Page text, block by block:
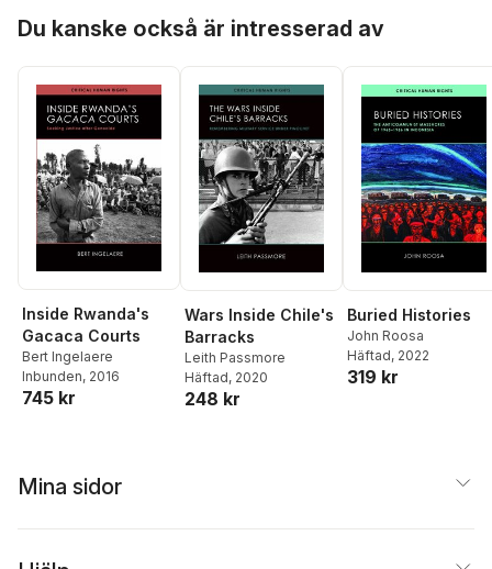
Du kanske också är intresserad av
Inside Rwanda's
Gacaca Courts
Bert Ingelaere
Inbunden, 2016
745 kr
Wars Inside Chile's
Barracks
Leith Passmore
Häftad, 2020
248 kr
Buried Histories
John Roosa
Häftad, 2022
319 kr
Mina sidor